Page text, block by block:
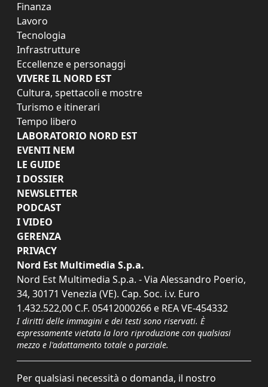
Finanza
Lavoro
Tecnologia
Infrastrutture
Eccellenze e personaggi
VIVERE IL NORD EST
Cultura, spettacoli e mostre
Turismo e itinerari
Tempo libero
LABORATORIO NORD EST
EVENTI NEM
LE GUIDE
I DOSSIER
NEWSLETTER
PODCAST
I VIDEO
GERENZA
PRIVACY
Nord Est Multimedia S.p.a.
Nord Est Multimedia S.p.a. - Via Alessandro Poerio,
34, 30171 Venezia (VE). Cap. Soc. i.v. Euro
1.432.522,00 C.F. 05412000266 e REA VE-454332
I diritti delle immagini e dei testi sono riservati. È
espressamente vietata la loro riproduzione con qualsiasi
mezzo e l'adattamento totale o parziale.
Per qualsiasi necessità o domanda, il nostro